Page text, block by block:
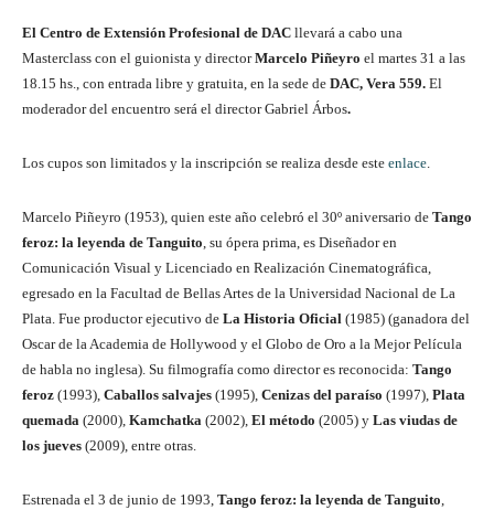
El Centro de Extensión Profesional de DAC llevará a cabo una
Masterclass con el guionista y directorMarcelo Piñeyro el martes 31 a las
18.15 hs., con entrada libre y gratuita, en la sede de DAC, Vera 559. El
moderador del encuentro será el director Gabriel Árbos.
Los cupos son limitados y la inscripción se realiza desde este enlace.
Marcelo Piñeyro (1953), quien este año celebró el 30º aniversario de Tango
feroz: la leyenda de Tanguito, su ópera prima, es Diseñador en
Comunicación Visual y Licenciado en Realización Cinematográfica,
egresado en la Facultad de Bellas Artes de la Universidad Nacional de La
Plata. Fue productor ejecutivo de La Historia Oficial (1985) (ganadora del
Oscar de la Academia de Hollywood y el Globo de Oro a la Mejor Película
de habla no inglesa). Su filmografía como director es reconocida: Tango
feroz (1993), Caballos salvajes (1995), Cenizas del paraíso (1997), Plata
quemada (2000), Kamchatka (2002), El método (2005) y Las viudas de
los jueves (2009), entre otras.
Estrenada el 3 de junio de 1993, Tango feroz: la leyenda de Tanguito,